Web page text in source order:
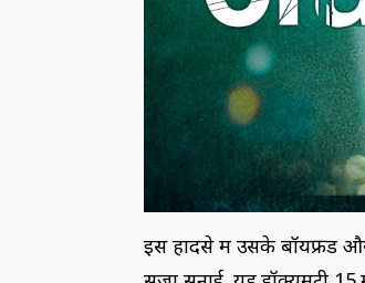
इस हादसे में उसके बॉयफ्रेंड